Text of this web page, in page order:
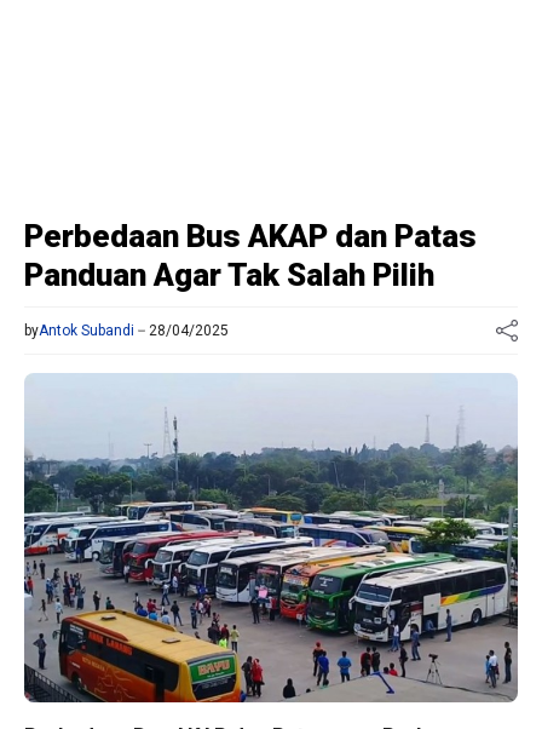
Perbedaan Bus AKAP dan Patas
Panduan Agar Tak Salah Pilih
byAntok Subandi 28/04/2025